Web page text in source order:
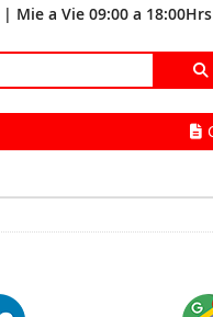
Mie a Vie 09:00 a 18:00Hrs